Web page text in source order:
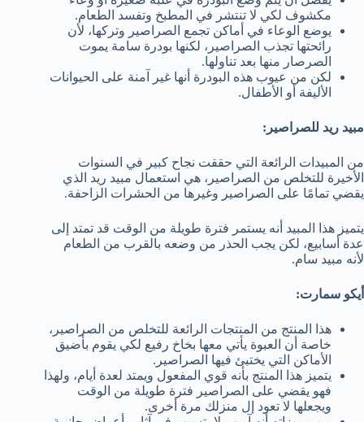
مكشوف لكي لا تنتشر في المطبخ وتفسد الطعام.
يوضع الوعاء في أماكن تجمع الصراصير وتركها، لأن
رائحتها تجذب الصراصير، لكنها بودرة سامة يموت
الصرصار منها بعد تناولها.
لكن من عيوب هذه البودرة أنها غير آمنة على الحيوانات
الأليفة أو الأطفال.
مبيد ريد للصراصير:
من المبيدات الرائعة التي حققت نجاح كبير في السنوات
الأخيرة للتخلص من الصراصير، هي استعمال مبيد ريد الذي
يقضي تمامًا على الصراصير وغيرها من الحشرات الزاحفة.
يتميز هذا المبيد أنه يستمر فترة طويلة من الوقت قد تمتد إلى
عدة أسابيع، لكن يجب الحذر من وضعه بالقرب من الطعام
لأنه مبيد سام.
أيكو سمارت:
هذا المنتج من المنتجات الرائعة للتخلص من الصراصير،
خاصة أن العبوة يأتي معها بخاخ رفيع لكي يقوم بأضيق
الأماكن التي يختبئ فيها الصراصير.
يتميز هذا المنتج بأنه قوي المفعول ويمتد لعدة أيام، ولهذا
فهو يقضي على الصراصير فترة طويلة من الوقت
ويجعلها لا تعود إل منزلك مرة أخرى.